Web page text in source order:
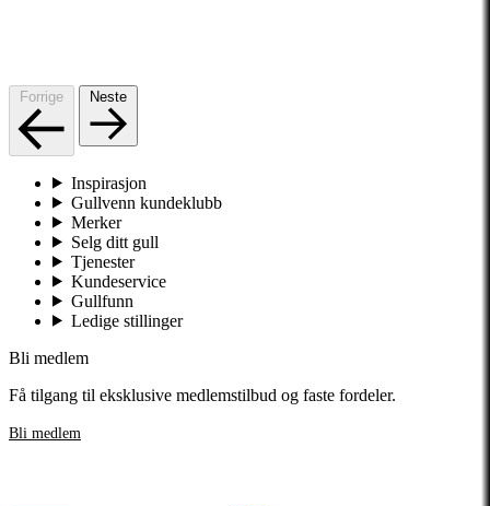
Forrige Neste
Inspirasjon
Gullvenn kundeklubb
Merker
Selg ditt gull
Tjenester
Kundeservice
Gullfunn
Ledige stillinger
Bli medlem
Få tilgang til eksklusive medlemstilbud og faste fordeler.
Bli medlem